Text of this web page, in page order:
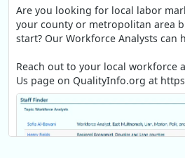
Are you looking for local labor
your county or metropolitan area
start? Our Workforce Analysts can
Reach out to your local workforce
Us page on QualityInfo.org at